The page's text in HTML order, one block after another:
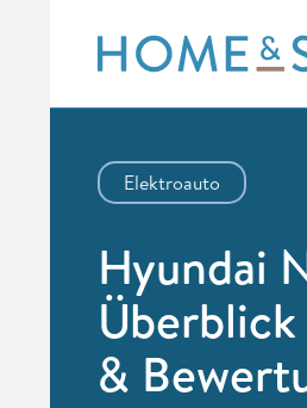
content
Elektroauto
Hyundai
&